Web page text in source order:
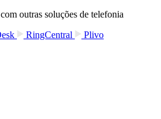
outras soluções de telefonia
RingCentral
Plivo